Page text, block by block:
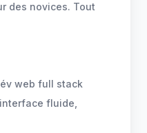
des novices. Tout
web full stack
fluide,